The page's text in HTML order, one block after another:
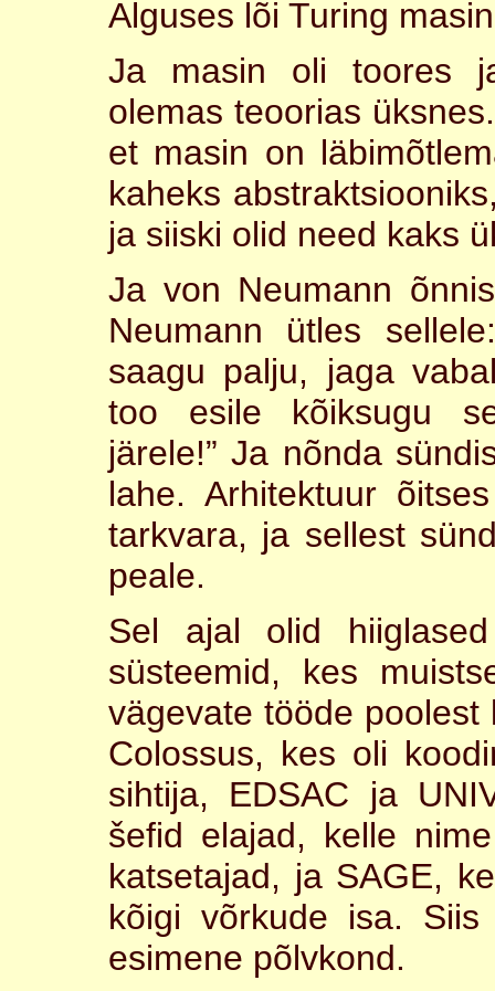
Alguses lõi Turing
Ja masin oli toores
olemas teoorias
et masin on
kaheks
ja siiski olid need kaks
Ja von Neumann
Neumann ütles
saagu palju, jaga
too esile kõiksugu
järele!” Ja nõnda
lahe. Arhitektuur
tarkvara, ja sellest
peale.
Sel ajal olid
süsteemid, kes
vägevate tööde
Colossus, kes oli
sihtija, EDSAC ja
šefid elajad, kelle
katsetajad, ja SAGE,
kõigi võrkude isa.
esimene põlvkond.